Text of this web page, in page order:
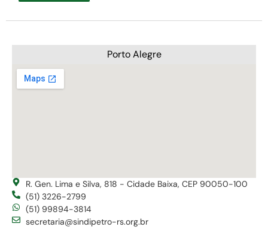
Porto Alegre
R. Gen. Lima e Silva, 818 - Cidade Baixa, CEP 90050-100
(51) 3226-2799
(51) 99894-3814
secretaria@sindipetro-rs.org.br